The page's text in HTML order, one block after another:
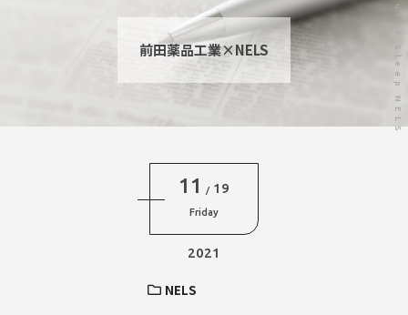
前田薬品工業×NELS
11 / 19
Friday
2021
NELS